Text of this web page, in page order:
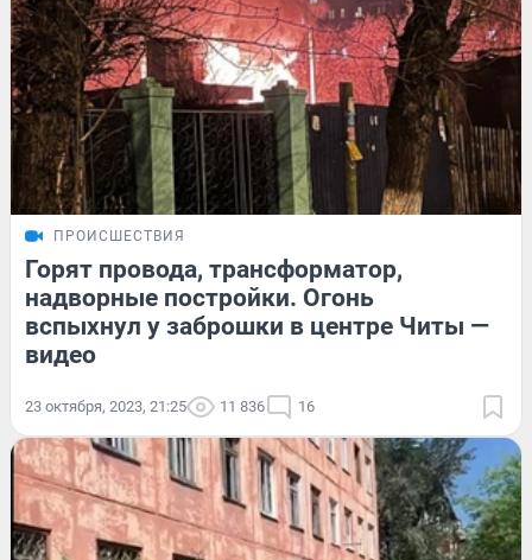
ПРОИСШЕСТВИЯ
Горят провода, трансформатор,
надворные постройки. Огонь
вспыхнул у заброшки в центре Читы —
видео
23 октября, 2023, 21:25 11 836 16